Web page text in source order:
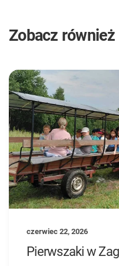
Zobacz również
czerwiec 22, 2026
Pierwszaki w